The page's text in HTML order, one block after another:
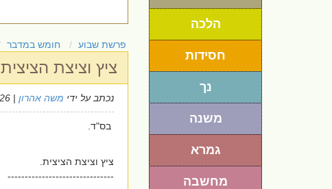
הלכה
חסידות
נך
משנה
גמרא
מחשבה
פרשת שבוע חומש במדבר
ציץ וציצת הציצית
נכתב על ידי משה אהרון | 31/5/2026
בס"ד.
ציץ וציצת הציצית.
-------------------------------